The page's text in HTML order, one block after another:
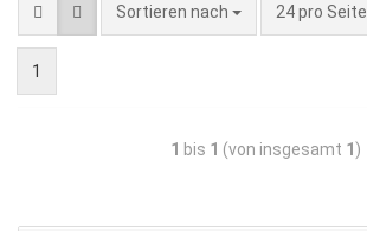
Sortieren nach 24 pro Seite
1
1 bis 1 (von insgesamt 1 )